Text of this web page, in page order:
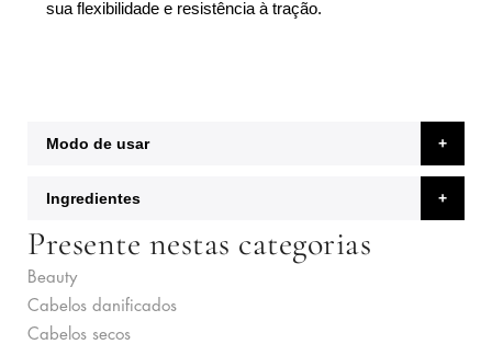
sua flexibilidade e resistência à tração.
Modo de usar
Ingredientes
Presente nestas categorias
Beauty
Cabelos danificados
Cabelos secos